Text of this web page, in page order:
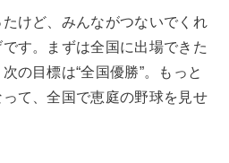
たけど、みんながつないでくれ
す。まずは全国に出場できた
の目標は“全国優勝”。もっと
て、全国で恵庭の野球を見せ